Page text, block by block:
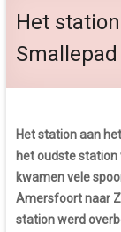
Het
Het station aan
het oudste
kwamen vele
Amersfoort naar
station werd